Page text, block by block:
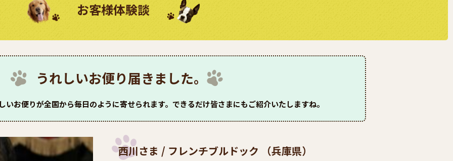
お客様体験談
うれしいお便り届きました。
いお便りが全国から毎日のように寄せられます。できるだけ皆さまにもご紹介いたしますね。
西川さま / フレンチブルドック （兵庫県）